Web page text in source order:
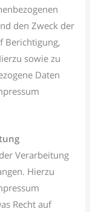
den Zweck der
Berichtigung,
sowie zu
Daten
Verarbeitung
Hierzu
Recht auf